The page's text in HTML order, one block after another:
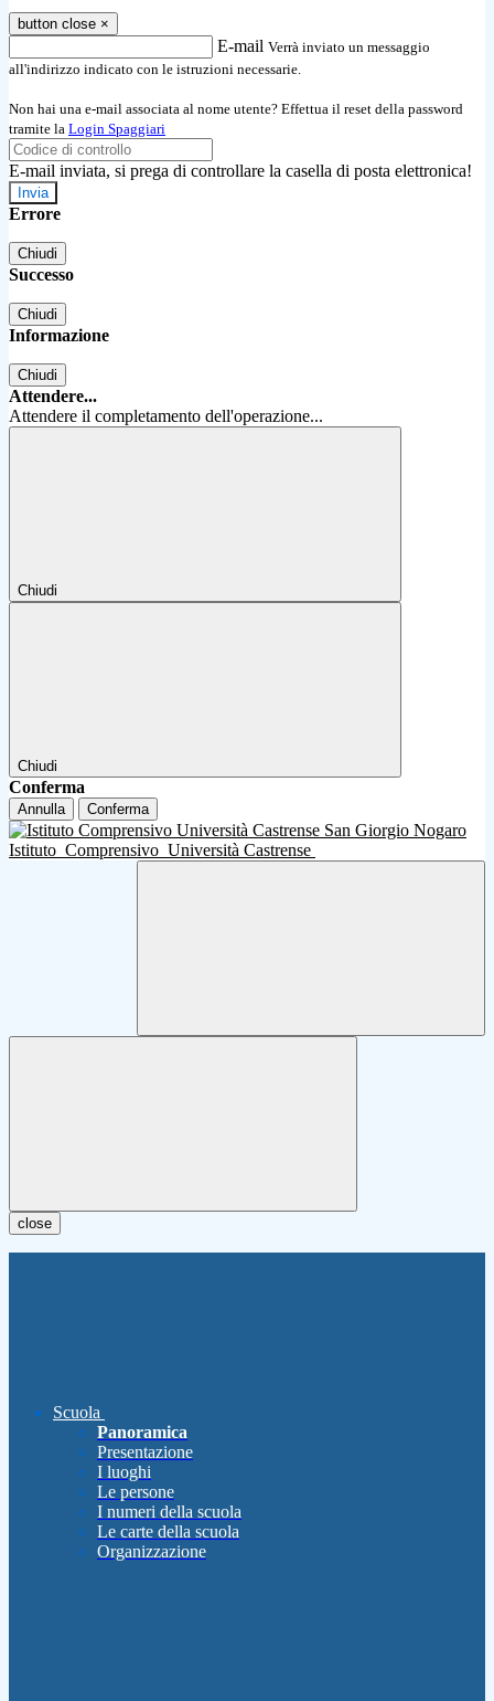
button close ×
E-mail Verrà inviato un messaggio
all'indirizzo indicato con le istruzioni necessarie.
Non hai una e-mail associata al nome utente? Effettua il reset della password
tramite la Login Spaggiari
E-mail inviata, si prega di controllare la casella di posta elettronica!
Errore
Chiudi
Successo
Chiudi
Informazione
Chiudi
Attendere...
Attendere il completamento dell'operazione...
Chiudi
Chiudi
Conferma
Annulla Conferma
Istituto Comprensivo Università Castrense
close
Scuola
Panoramica
Presentazione
I luoghi
Le persone
I numeri della scuola
Le carte della scuola
Organizzazione